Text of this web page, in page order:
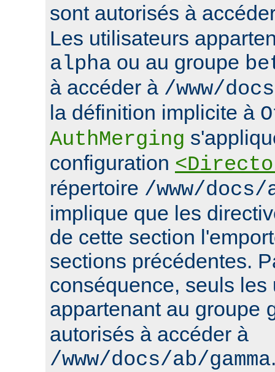
sont autorisés à
Les utilisateurs
alpha ou au groupe
à accéder à /www/
la définition implicite à
AuthMerging
configuration
répertoire /www/docs/
implique que les
de cette section
sections précédentes.
conséquence, seuls les
appartenant au groupe
autorisés à accéder à
/www/docs/ab/gamma